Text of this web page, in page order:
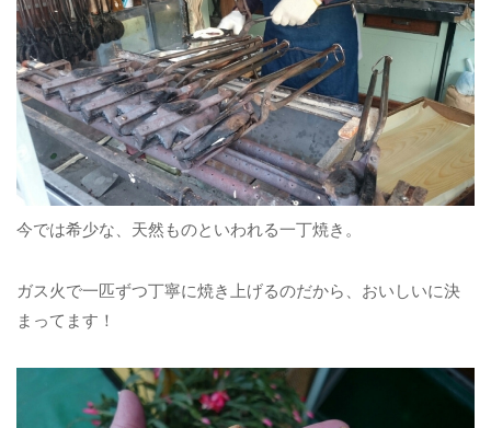
今では希少な、天然ものといわれる一丁焼き。
ガス火で一匹ずつ丁寧に焼き上げるのだから、おいしいに決
まってます！